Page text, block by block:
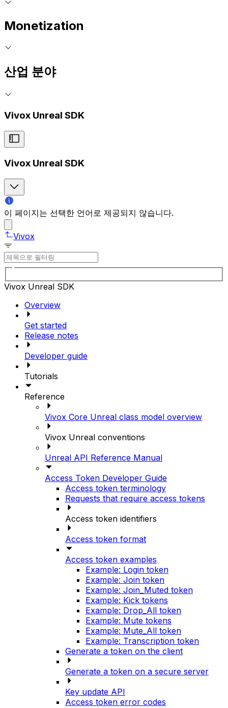
Monetization
산업 분야
Vivox Unreal SDK
Vivox Unreal SDK
이 페이지는 선택한 언어로 제공되지 않습니다.
Vivox
Vivox Unreal SDK
Overview
Get started
Release notes
Developer guide
Tutorials
Reference
Vivox Core Unreal class model overview
Vivox Unreal conventions
Unreal API Reference Manual
Access Token Developer Guide
Access token terminology
Requests that require access tokens
Access token identifiers
Access token format
Access token examples
Example: Login token
Example: Join token
Example: Join_Muted token
Example: Kick tokens
Example: Drop_All token
Example: Mute tokens
Example: Mute_All token
Example: Transcription token
Generate a token on the client
Generate a token on a secure server
Key update API
Access token error codes